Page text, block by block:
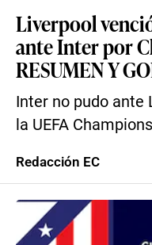
Liverpool
ante Inter por
RESUMEN Y
Inter no pudo ante
la UEFA
Redacción EC